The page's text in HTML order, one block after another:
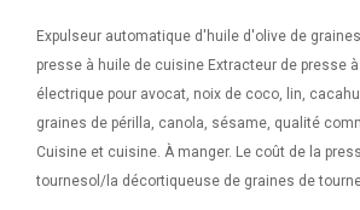
Expulseur automatique d'huile d'olive de
presse à huile de cuisine Extracteur de presse
électrique pour avocat, noix de coco, lin,
graines de périlla, canola, sésame, qualité
Cuisine et cuisine. À manger. Le coût de la
tournesol/la décortiqueuse de graines de